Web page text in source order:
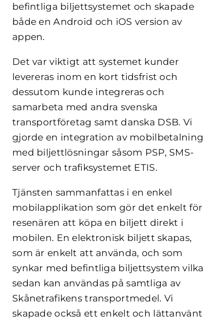
befintliga biljettsystemet och skapade
både en Android och iOS version av
appen.
Det var viktigt att systemet kunder
levereras inom en kort tidsfrist och
dessutom kunde integreras och
samarbeta med andra svenska
transportföretag samt danska DSB. Vi
gjorde en integration av mobilbetalning
med biljettlösningar såsom PSP, SMS-
server och trafiksystemet ETIS.
Tjänsten sammanfattas i en enkel
mobilapplikation som gör det enkelt för
resenären att köpa en biljett direkt i
mobilen. En elektronisk biljett skapas,
som är enkelt att använda, och som
synkar med befintliga biljettsystem vilka
sedan kan användas på samtliga av
Skånetrafikens transportmedel. Vi
skapade också ett enkelt och lättanvänt